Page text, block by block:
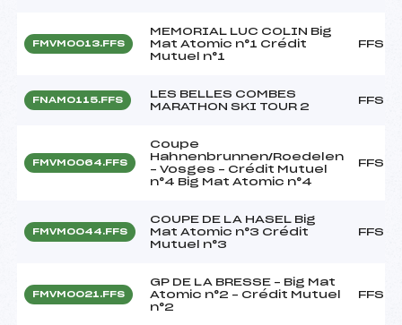
FMVM0013.FFS
MEMORIAL LUC COLIN Big
Mat Atomic n°1 Crédit
Mutuel n°1
FFS
FNAM0115.FFS
LES BELLES COMBES
MARATHON SKI TOUR 2
FFS
FMVM0064.FFS
Coupe
Hahnenbrunnen/Roedelen
– Vosges – Crédit Mutuel
n°4 Big Mat Atomic n°4
FFS
FMVM0044.FFS
COUPE DE LA HASEL Big
Mat Atomic n°3 Crédit
Mutuel n°3
FFS
FMVM0021.FFS
GP DE LA BRESSE – Big Mat
Atomic n°2 – Crédit Mutuel
n°2
FFS